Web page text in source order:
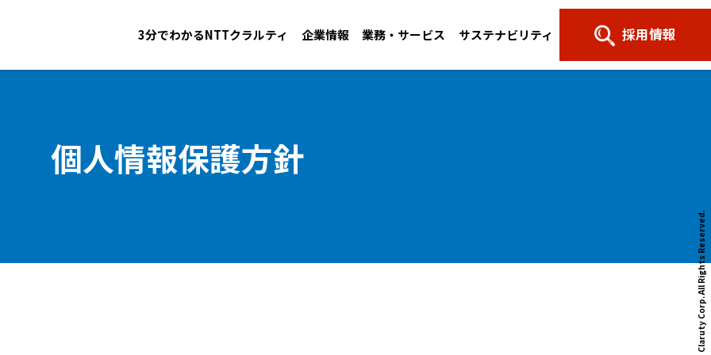
3分でわかるNTTクラルティ 企業情報 業務・サービス サステナビリティ 採用情報
個人情報保護方針
All Rights Reserved.